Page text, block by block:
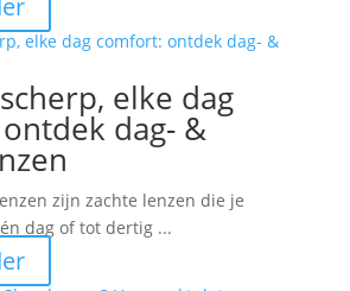
elke dag
dag- &
zijn zachte lenzen die je
dag of tot dertig ...